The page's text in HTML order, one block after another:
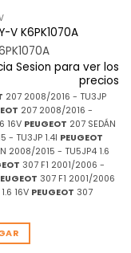
V K6PK1070A
Sesion para ver los
precios
207 2008/2016 - TU3JP
207 2008/2016 -
16V PEUGEOT 207 SEDÁN
- TU3JP 1.4I PEUGEOT
2008/2015 - TU5JP4 1.6
307 F1 2001/2006 -
307 F1 2001/2006
16V PEUGEOT 307